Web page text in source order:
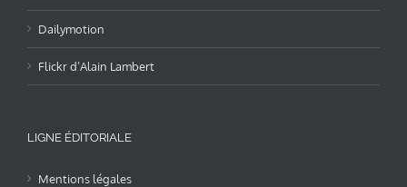
Dailymotion
Flickr d’Alain Lambert
LIGNE ÉDITORIALE
Mentions légales